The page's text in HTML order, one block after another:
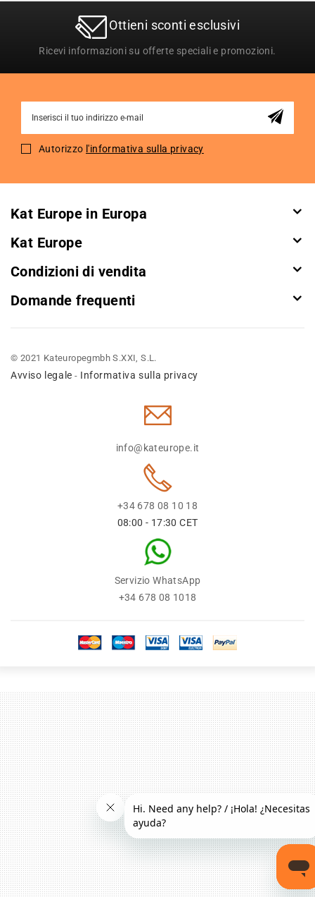
Ottieni sconti esclusivi
Ricevi informazioni su offerte speciali e promozioni.
for
Autorizzo l'informativa sulla privacy
Kat Europe in Europa
Kat Europe
Condizioni di vendita
Domande frequenti
© 2021 Kateuropegmbh S.XXI, S.L.
Avviso legale - Informativa sulla privacy
info@kateurope.it
+34 678 08 10 18
08:00 - 17:30 CET
Servizio WhatsApp
+34 678 08 1018